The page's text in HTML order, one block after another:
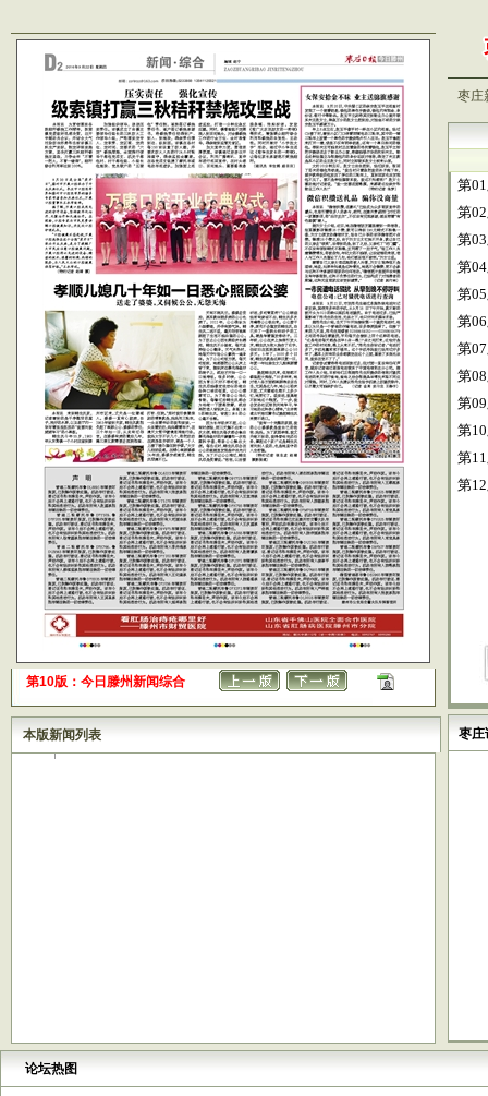
第10版：今日滕州新闻综合
本版新闻列表
枣庄
第
第
第
第
第
第
第
第
第
第
第
第
枣庄
论坛热图